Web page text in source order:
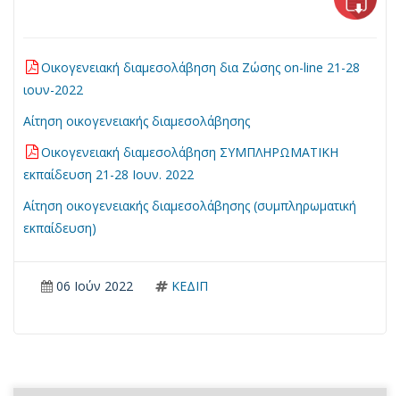
Οικογενειακή διαμεσολάβηση δια Ζώσης on-line 21-28
ιουν-2022
Αίτηση οικογενειακής διαμεσολάβησης
Οικογενειακή διαμεσολάβηση ΣΥΜΠΛΗΡΩΜΑΤΙΚΗ
εκπαίδευση 21-28 Ιουν. 2022
Αίτηση οικογενειακής διαμεσολάβησης (συμπληρωματική
εκπαίδευση)
06 Ιούν 2022 ΚΕΔΙΠ